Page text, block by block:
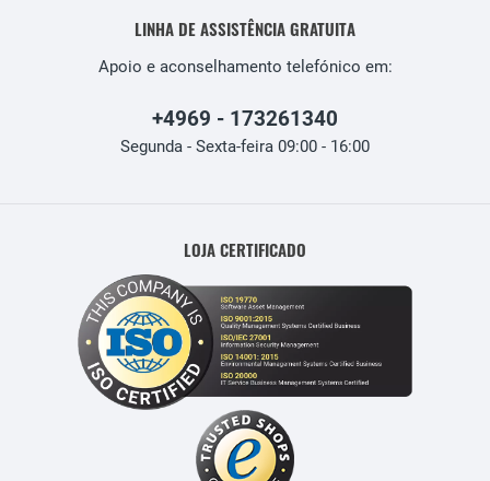
LINHA DE ASSISTÊNCIA GRATUITA
Apoio e aconselhamento telefónico em:
+4969 - 173261340
Segunda - Sexta-feira 09:00 - 16:00
LOJA CERTIFICADO